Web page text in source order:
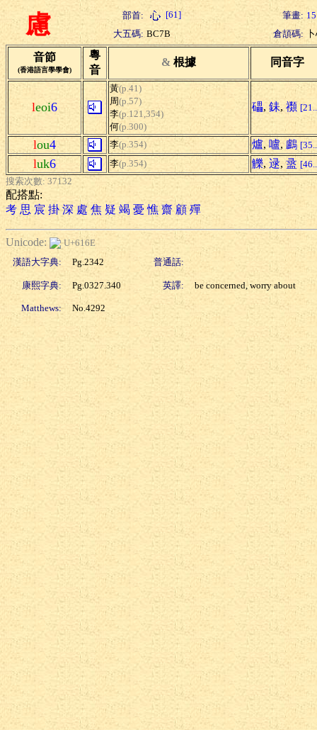
慮 部首: [61] 筆畫: 15
大五碼: BC7B 倉頡碼:
音節
(香港語言學學會)
粵
音
& 根據 同音字
leoi6
黃(p.41)
周(p.57)
李(p.121,354)
何(p.300)
礧, 銇, 禷
lou4 李(p.354) 爐,嚧,鸕
luk6 李(p.354) 觻, 逯,盝
搜索次數: 37132
配搭點:
考 思 宸 掛 深 處 焦 疑 竭 憂 憔 齋 顧 殫
Unicode:
U+616E
漢語大字典:
Pg.2342 普通話:
康熙字典: Pg.0327.340 英譯: be concerned, worry about
Matthews: No.4292